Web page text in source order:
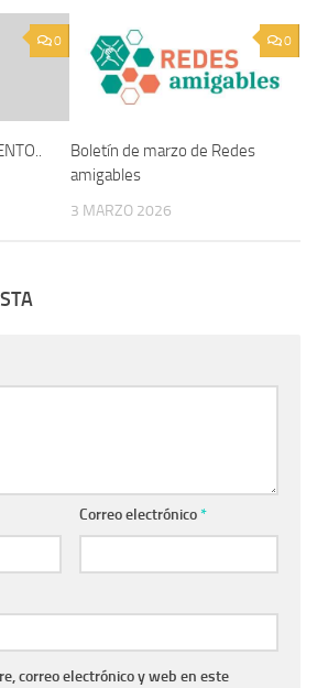
0 0
Boletín de marzo de Redes
amigables
3 MARZO 2026
Correo electrónico*
correo electrónico y web en este